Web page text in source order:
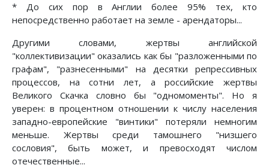
* До сих пор в Англии более 95% тех, кто
непосредственно работает на земле - арендаторы...
Другими словами, жертвы английской
"коллективизации" оказались как бы "разложенными по
графам", "разнесенными" на десятки репрессивных
процессов, на сотни лет, а российские жертвы
Великого Скачка словно бы "одномоменты". Но я
уверен: в процентном отношении к числу населения
западно-европейские "винтики" потеряли немногим
меньше. Жертвы среди тамошнего "низшего
сословия", быть может, и превосходят числом
отечественные...